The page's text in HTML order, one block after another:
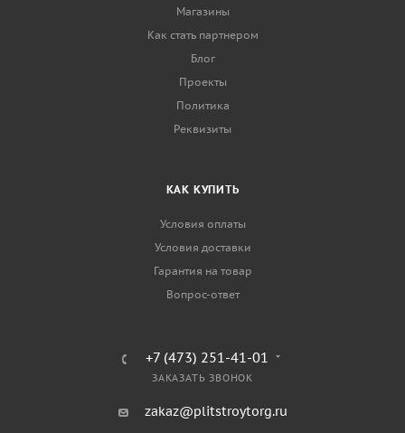
Магазины
Как стать партнером
Блог
Проекты
Политика
Реквизиты
КАК КУПИТЬ
Условия оплаты
Условия доставки
Гарантия на товар
Вопрос-ответ
+7 (473) 251-41-01
ЗАКАЗАТЬ ЗВОНОК
zakaz@plitstroytorg.ru